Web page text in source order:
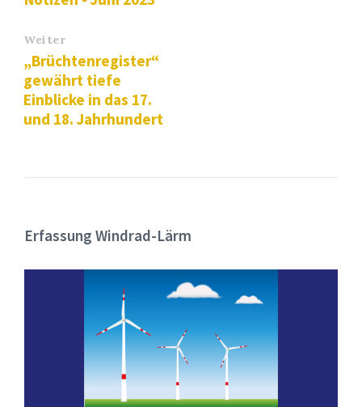
Weiter
„Brüchtenregister“
gewährt tiefe
Einblicke in das 17.
und 18. Jahrhundert
Erfassung Windrad-Lärm